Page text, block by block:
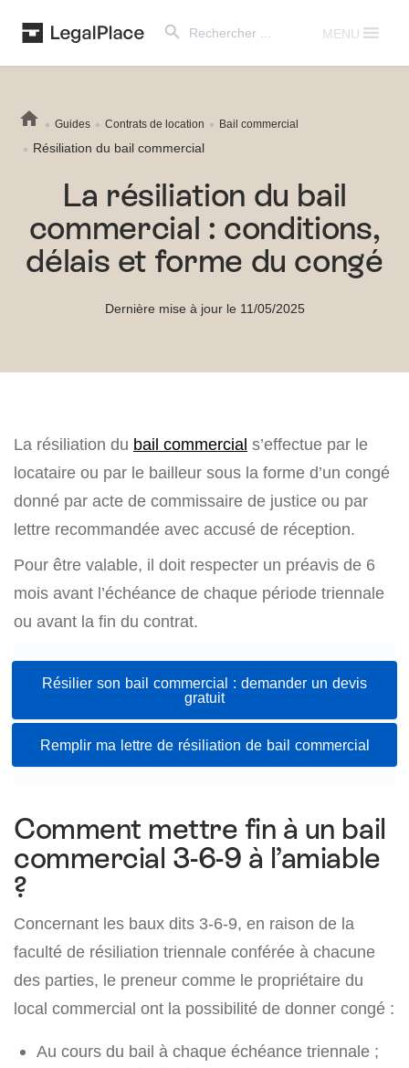
for:
MENU
Guides Contrats de location Bail commercial
Résiliation du bail commercial
La résiliation du bail
commercial : conditions,
délais et forme du congé
Dernière mise à jour le 11/05/2025
La résiliation du bail commercial s’effectue par le
locataire ou par le bailleur sous la forme d’un congé
donné par acte de commissaire de justice ou par
lettre recommandée avec accusé de réception.
Pour être valable, il doit respecter un préavis de 6
mois avant l’échéance de chaque période triennale
ou avant la fin du contrat.
Résilier son bail commercial : demander un devis
gratuit
Remplir ma lettre de résiliation de bail commercial
Comment mettre fin à un bail
commercial 3-6-9 à l’amiable
?
Concernant les baux dits 3-6-9, en raison de la
faculté de résiliation triennale conférée à chacune
des parties, le preneur comme le propriétaire du
local commercial ont la possibilité de donner congé :
Au cours du bail à chaque échéance triennale ;